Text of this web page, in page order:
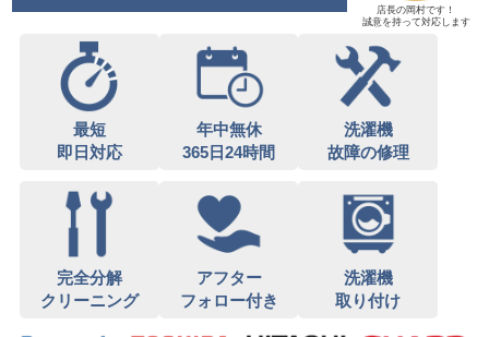
店長の岡村です！
誠意を持って対応します
最短
即日対応
年中無休
365日24時間
洗濯機
故障の修理
完全分解
クリーニング
アフター
フォロー付き
洗濯機
取り付け